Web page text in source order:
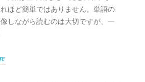
ほど簡単ではありません。単語の
しながら読むのは大切ですが、一